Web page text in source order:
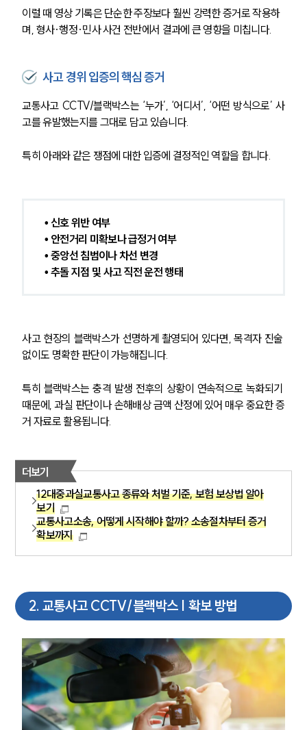
이럴 때 영상 기록은 단순한 주장보다 훨씬 강력한 증거로 작용하
며, 형사·행정·민사 사건 전반에서 결과에 큰 영향을 미칩니다.
사고 경위 입증의 핵심 증거
교통사고 CCTV/블랙박스는 ‘누가’, ‘어디서’, ‘어떤 방식으로’ 사
고를 유발했는지를 그대로 담고 있습니다.
특히 아래와 같은 쟁점에 대한 입증에 결정적인 역할을 합니다.
• 신호 위반 여부
• 안전거리 미확보나 급정거 여부
• 중앙선 침범이나 차선 변경
• 추돌 지점 및 사고 직전 운전 행태
사고 현장의 블랙박스가 선명하게 촬영되어 있다면, 목격자 진술
없이도 명확한 판단이 가능해집니다.
특히 블랙박스는 충격 발생 전후의 상황이 연속적으로 녹화되기
때문에, 과실 판단이나 손해배상 금액 산정에 있어 매우 중요한 증
거 자료로 활용됩니다.
더보기
12대중과실교통사고 종류와 처벌 기준, 보험 보상법 알아
보기
교통사고소송, 어떻게 시작해야 할까? 소송절차부터 증거
확보까지
2. 교통사고 CCTV/블랙박스 | 확보 방법